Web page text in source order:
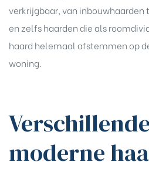
verkrijgbaar, van
en zelfs haarden die als
haard helemaal afstemmen op
woning.
moderne